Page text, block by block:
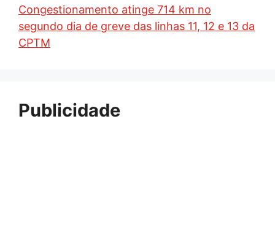
Congestionamento atinge 714 km no
segundo dia de greve das linhas 11, 12 e 13 da
CPTM
Publicidade